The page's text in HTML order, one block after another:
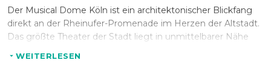
Der Musical Dome Köln ist ein architektonischer Blickfang
direkt an der Rheinufer-Promenade im Herzen der Altstadt.
Das größte Theater der Stadt liegt in unmittelbarer Nähe
WEITERLESEN